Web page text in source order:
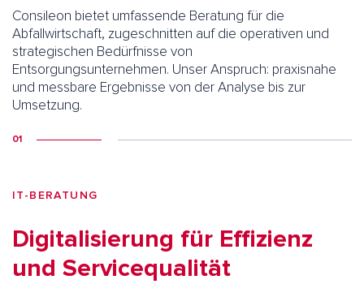
Consileon bietet umfassende Beratung für die
Abfallwirtschaft, zugeschnitten auf die operativen und
strategischen Bedürfnisse von
Entsorgungsunternehmen. Unser Anspruch: praxisnahe
und messbare Ergebnisse von der Analyse bis zur
Umsetzung.
01
IT-BERATUNG
Digitalisierung für Effizienz
und Servicequalität